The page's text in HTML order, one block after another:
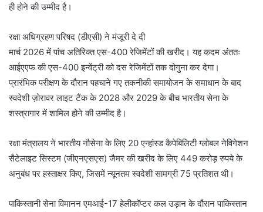
ही होने की उम्मीद है।
रक्षा अधिग्रहण परिषद (डीएसी) ने मंजूरी दे दी
मार्च 2026 में पांच अतिरिक्त एस-400 रेजिमेंटों की खरीद। यह कदम अंततः
आईएएफ की एस-400 इन्वेंट्री को दस रेजिमेंटों तक दोगुना कर देगा।
प्रारंभिक परीक्षण के दौरान पहचाने गए तकनीकी समायोजन के समाधान के बाद
स्वदेशी ज़ोरावर लाइट टैंक के 2028 और 2029 के बीच भारतीय सेना के
शस्त्रागार में शामिल होने की उम्मीद है।
रक्षा मंत्रालय ने भारतीय नौसेना के लिए 20 एन्हांस्ड कैपेबिलिटी ग्लोबल नेविगेशन
सैटेलाइट सिस्टम (जीएनएसएस) जैमर की खरीद के लिए 449 करोड़ रुपये के
अनुबंध पर हस्ताक्षर किए, जिसमें न्यूनतम स्वदेशी सामग्री 75 प्रतिशत थी।
पाकिस्तानी सेना विमानन एमआई-17 हेलीकॉप्टर कल उड़ान के दौरान पाकिस्तान